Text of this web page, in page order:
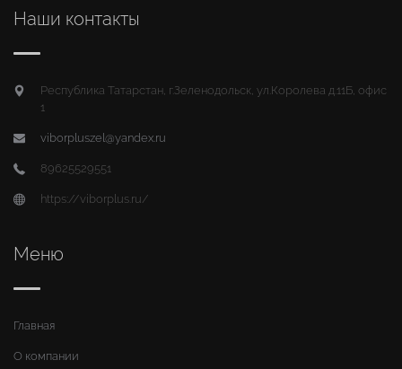
Наши контакты
Республика Татарстан, г.Зеленодольск, ул.Королева д.11Б, офис
1
viborpluszel@yandex.ru
89625529551
https://viborplus.ru/
Меню
Главная
О компании